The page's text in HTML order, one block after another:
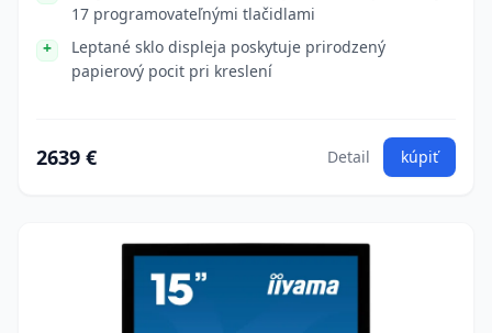
17 programovateľnými tlačidlami
Leptané sklo displeja poskytuje prirodzený
papierový pocit pri kreslení
2639 € Detail kúpiť